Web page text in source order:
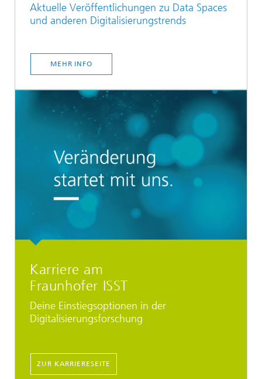
Aktuelle Veröffentlichungen zu Data Spaces
und anderen Digitalisierungstrends
MEHR INFO
Karriere am
Fraunhofer ISST
Deine Einstiegsoptionen in der
Digitalisierungsforschung
ZUR KARRIERESEITE